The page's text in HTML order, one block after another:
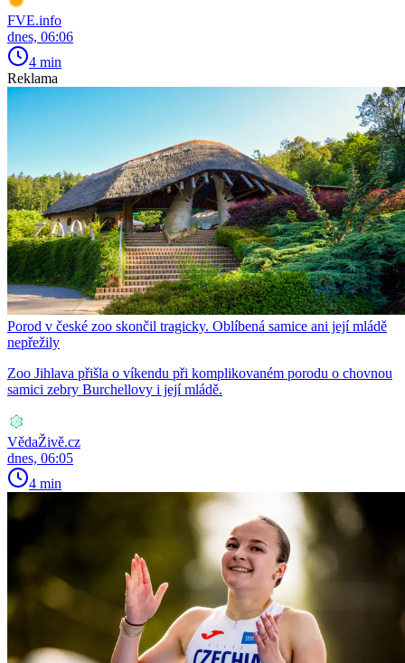
FVE.info
dnes, 06:06
4 min
Reklama
Porod v české zoo skončil tragicky. Oblíbená samice ani její mládě
nepřežily
Zoo Jihlava přišla o víkendu při komplikovaném porodu o chovnou
samici zebry Burchellovy i její mládě.
VědaŽivě.cz
dnes, 06:05
4 min